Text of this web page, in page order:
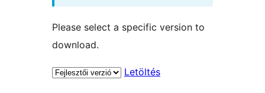
Please select a specific version to
download.
Letöltés